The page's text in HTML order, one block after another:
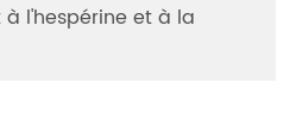
l'hespérine et à la